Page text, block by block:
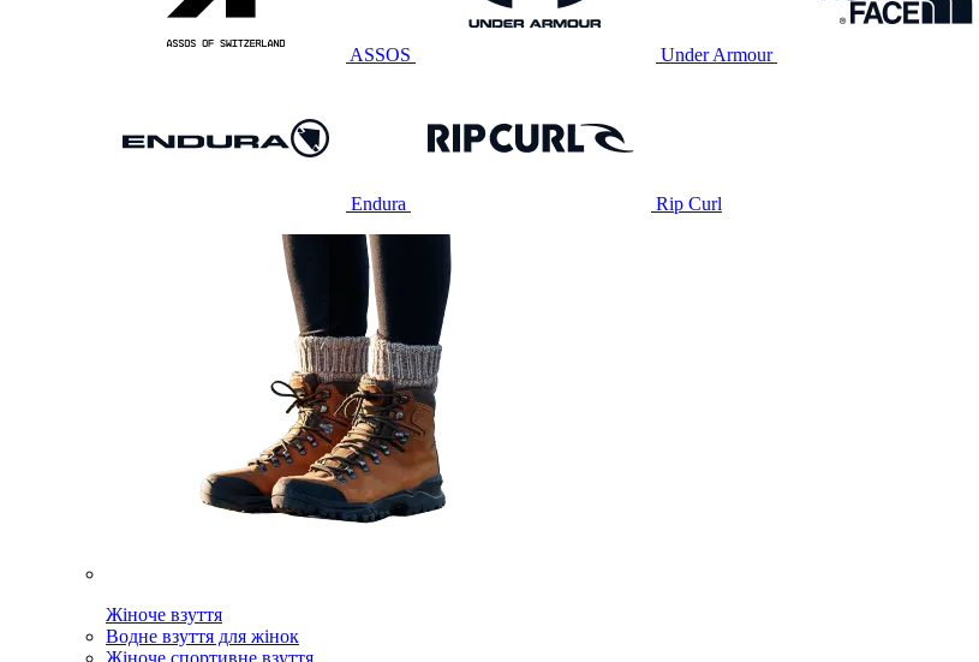
ASSOS Under Armour
Endura Rip Curl
Жіноче взуття
Водне взуття для жінок
Жіноче спортивне взуття